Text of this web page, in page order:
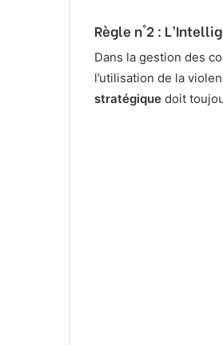
Règle n°2 :
Dans la gestion des
l’utilisation de la
stratégique doit